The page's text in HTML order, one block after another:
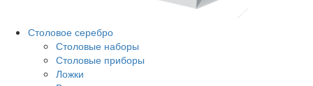
Столовое серебро
Столовые наборы
Столовые приборы
Ложки